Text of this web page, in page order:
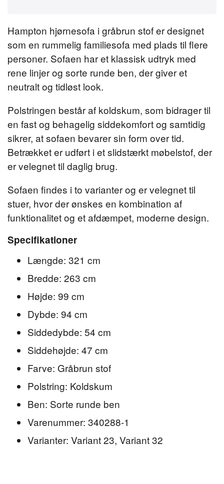
Hampton hjørnesofa i gråbrun stof er designet
som en rummelig familiesofa med plads til flere
personer. Sofaen har et klassisk udtryk med
rene linjer og sorte runde ben, der giver et
neutralt og tidløst look.
Polstringen består af koldskum, som bidrager til
en fast og behagelig siddekomfort og samtidig
sikrer, at sofaen bevarer sin form over tid.
Betrækket er udført i et slidstærkt møbelstof, der
er velegnet til daglig brug.
Sofaen findes i to varianter og er velegnet til
stuer, hvor der ønskes en kombination af
funktionalitet og et afdæmpet, moderne design.
Specifikationer
Længde: 321 cm
Bredde: 263 cm
Højde: 99 cm
Dybde: 94 cm
Siddedybde: 54 cm
Siddehøjde: 47 cm
Farve: Gråbrun stof
Polstring: Koldskum
Ben: Sorte runde ben
Varenummer: 340288-1
Varianter: Variant 23, Variant 32